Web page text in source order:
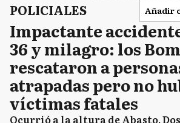
POLICIALES Añadir
Impactante
36 y milagro: los
rescataron a
atrapadas pero no
víctimas fatales
Ocurrió a la altura de Abasto.